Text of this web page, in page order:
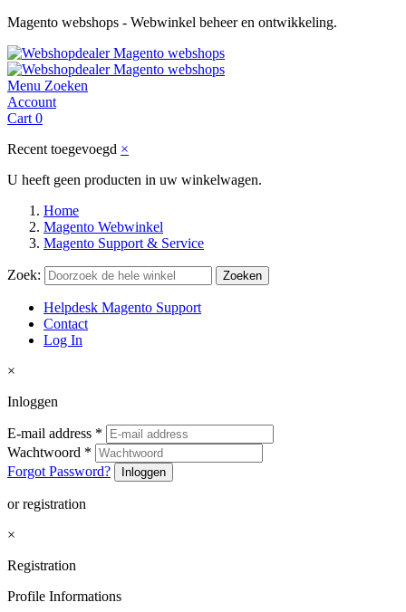
Magento webshops - Webwinkel beheer en ontwikkeling.
Menu Zoeken
Account
Cart 0
Recent toegevoegd ×
U heeft geen producten in uw winkelwagen.
Home
Magento Webwinkel
Magento Support & Service
Zoek: Zoeken
Helpdesk Magento Support
Contact
Log In
×
Inloggen
E-mail address *
Wachtwoord *
Forgot Password?
Inloggen
or registration
×
Registration
Profile Informations